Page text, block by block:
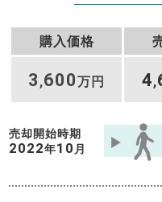
購入価格
3 ,600万円 4,
売却開始時期
2022年10 月